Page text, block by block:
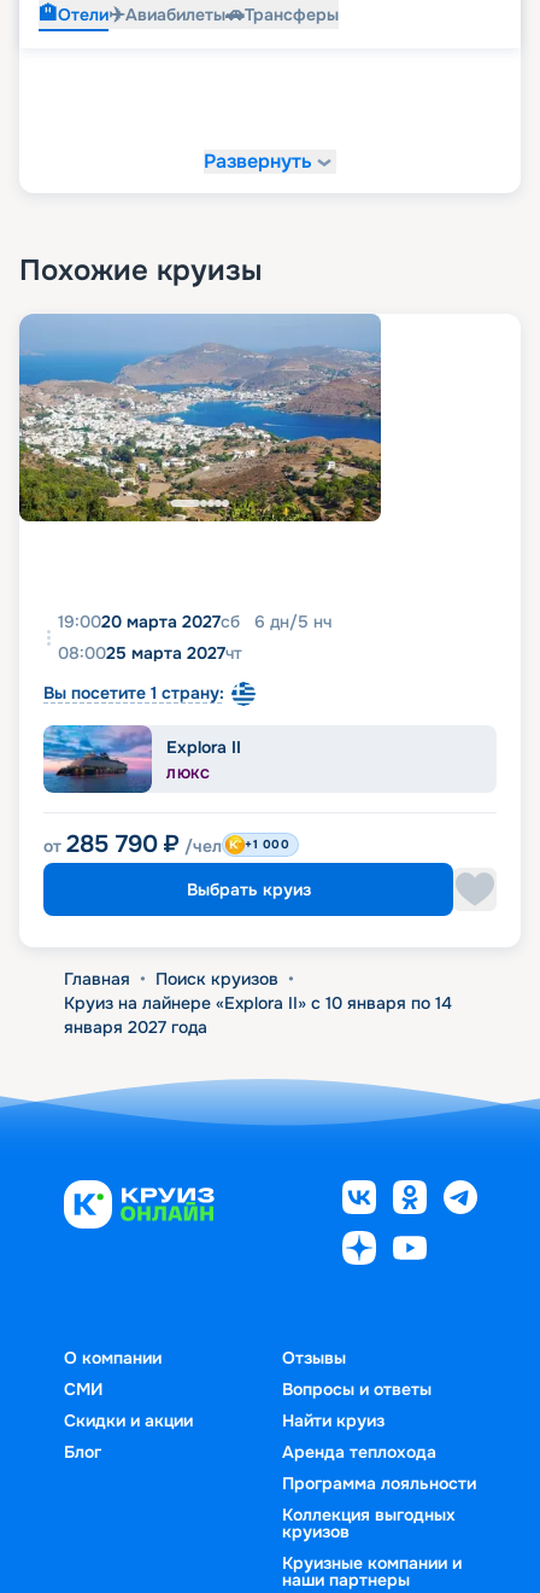
🏨Отели✈️Авиабилеты🚗Трансферы
Развернуть
Похожие круизы
19:0020 марта 2027сб 6 дн/5 нч
08:0025 марта 2027чт
Вы посетите 1 страну:
Explora II
ЛЮКС
от 285 790 ₽ /чел +1 000
Выбрать круиз
Главная • Поиск круизов •
Круиз на лайнере «Explora II» с 10 января по 14
января 2027 года
О компании
СМИ
Скидки и акции
Блог
Отзывы
Вопросы и ответы
Найти круиз
Аренда теплохода
Программа лояльности
Коллекция выгодных
круизов
Круизные компании и
наши партнеры